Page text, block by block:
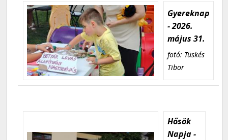
Gyereknap
- 2026.
május 31.
fotó: Tüskés
Tibor
Hősök
Napja -